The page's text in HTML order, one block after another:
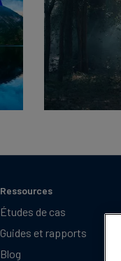
Ressources
Études de cas
Guides et rapports
Blog